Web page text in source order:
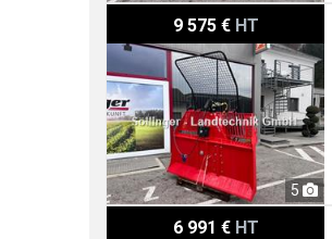
9 575 € HT
5
Königswieser KGD 105 SA
6 991 € HT
Königswieser KGD 65 SA